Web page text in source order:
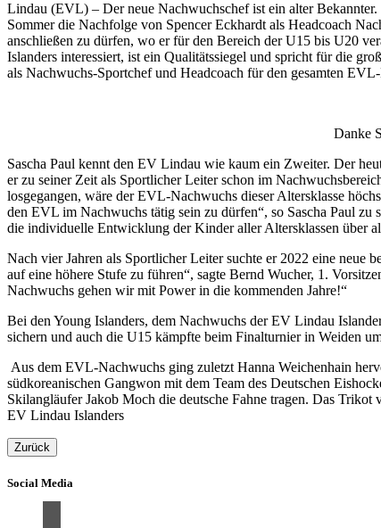
Lindau (EVL) – Der neue Nachwuchschef ist ein alter
Sommer die Nachfolge von Spencer Eckhardt als Headcoach
anschließen zu dürfen, wo er für den Bereich der U15 bis U20
Islanders interessiert, ist ein Qualitätssiegel und spricht für die
als Nachwuchs-Sportchef und Headcoach für den gesamten
Danke
Sascha Paul kennt den EV Lindau wie kaum ein Zweiter. Der
er zu seiner Zeit als Sportlicher Leiter schon im
losgegangen, wäre der EVL-Nachwuchs dieser Altersklasse
den EVL im Nachwuchs tätig sein zu dürfen“, so Sascha Paul
die individuelle Entwicklung der Kinder aller Altersklassen über
Nach vier Jahren als Sportlicher Leiter suchte er 2022 eine
auf eine höhere Stufe zu führen“, sagte Bernd Wucher, 1.
Nachwuchs gehen wir mit Power in die kommenden Jahre!“
Bei den Young Islanders, dem Nachwuchs der EV Lindau
sichern und auch die U15 kämpfte beim Finalturnier in Weiden
Aus dem EVL-Nachwuchs ging zuletzt Hanna Weichenhain
südkoreanischen Gangwon mit dem Team des Deutschen
Skilangläufer Jakob Moch die deutsche Fahne tragen. Das
EV Lindau Islanders
Zurück
Social Media